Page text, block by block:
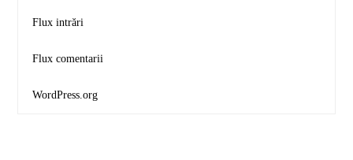
Flux intrări
Flux comentarii
WordPress.org